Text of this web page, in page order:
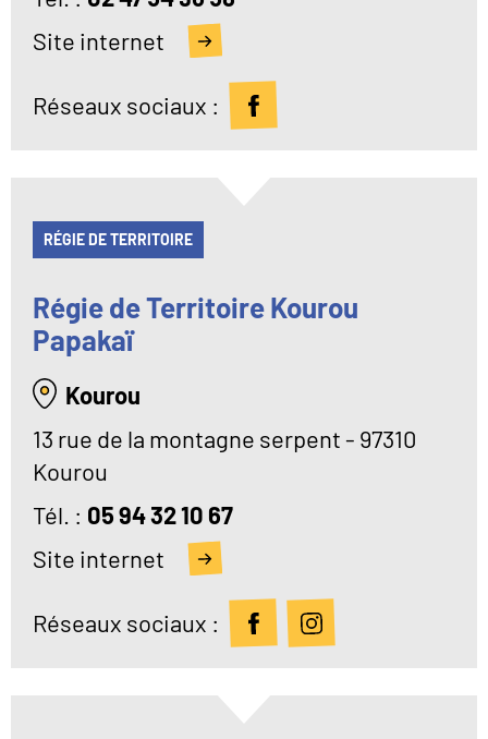
Site internet
Réseaux sociaux :
RÉGIE DE TERRITOIRE
Régie de Territoire Kourou
Papakaï
Kourou
13 rue de la montagne serpent - 97310
Kourou
Tél
05 94 32 10 67
Site internet
Réseaux sociaux :